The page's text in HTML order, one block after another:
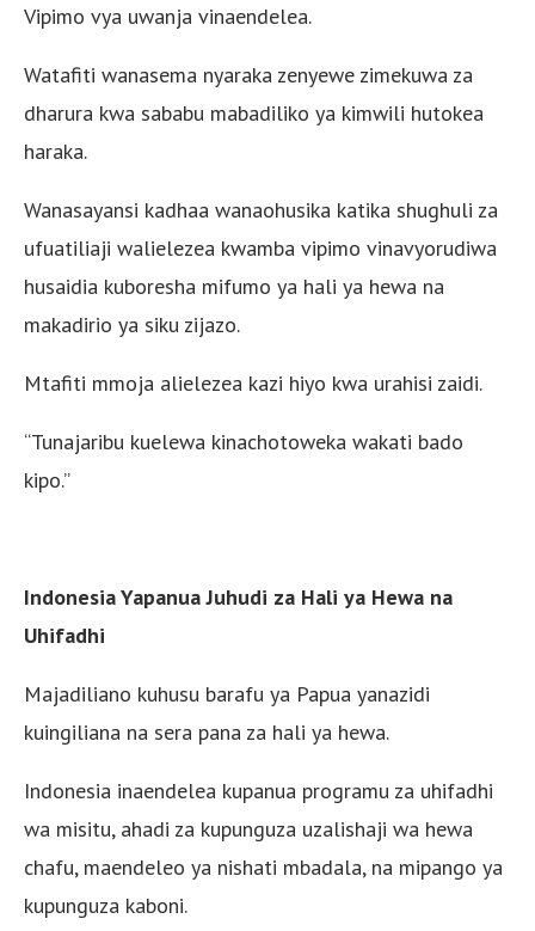
Vipimo vya uwanja vinaendelea.
Watafiti wanasema nyaraka zenyewe zimekuwa za
dharura kwa sababu mabadiliko ya kimwili hutokea
haraka.
Wanasayansi kadhaa wanaohusika katika shughuli za
ufuatiliaji walielezea kwamba vipimo vinavyorudiwa
husaidia kuboresha mifumo ya hali ya hewa na
makadirio ya siku zijazo.
Mtafiti mmoja alielezea kazi hiyo kwa urahisi zaidi.
“Tunajaribu kuelewa kinachotoweka wakati bado
kipo.”
Indonesia Yapanua Juhudi za Hali ya Hewa na
Uhifadhi
Majadiliano kuhusu barafu ya Papua yanazidi
kuingiliana na sera pana za hali ya hewa.
Indonesia inaendelea kupanua programu za uhifadhi
wa misitu, ahadi za kupunguza uzalishaji wa hewa
chafu, maendeleo ya nishati mbadala, na mipango ya
kupunguza kaboni.